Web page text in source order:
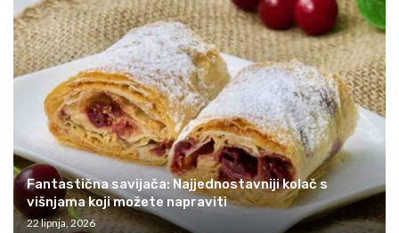
Fantastična savijača: Najjednostavniji kolač s
višnjama koji možete napraviti
22 lipnja, 2026